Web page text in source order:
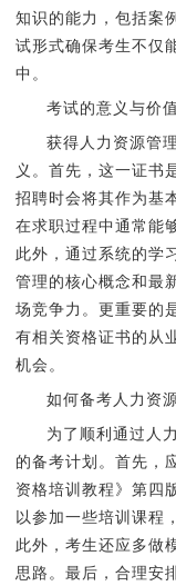
知识的能力，包括案
试形式确保考生不仅
中。
考试的意义与价值
获得人力资源管
义。首先，这一证书
招聘时会将其作为基
在求职过程中通常能
此外，通过系统的学
管理的核心概念和最
场竞争力。更重要的
有相关资格证书的从
机会。
如何备考人力资
为了顺利通过人
的备考计划。首先，
资格培训教程》第四
以参加一些培训课程
此外，考生还应多做
思路。最后，合理安